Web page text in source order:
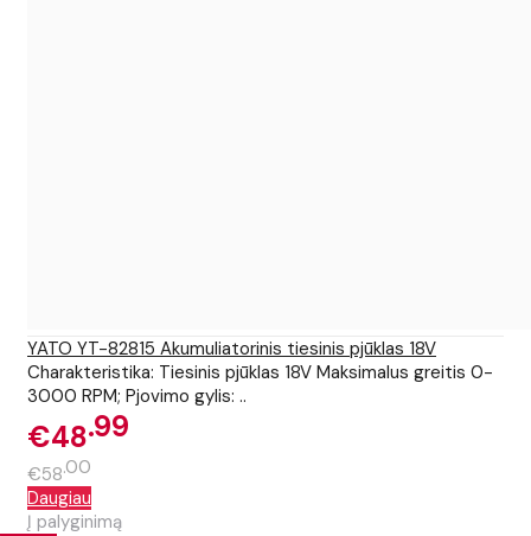
YATO YT-82815 Akumuliatorinis tiesinis pjūklas 18V
Charakteristika: Tiesinis pjūklas 18V Maksimalus greitis 0-
3000 RPM; Pjovimo gylis: ..
€48 99
€58 00
Daugiau
Į palyginimą